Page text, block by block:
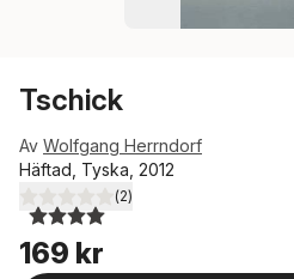
Tschick
Av Wolfgang Herrndorf
Häftad, Tyska, 2012
4,0utav 5 stjärnor. Totalt antal
(2)
169 kr